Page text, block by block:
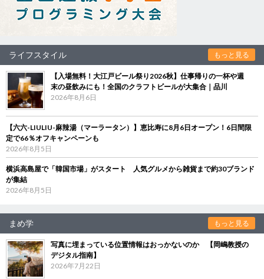
ライフスタイル もっと見る
【入場無料！大江戸ビール祭り2026秋】仕事帰りの一杯や週
末の昼飲みにも！全国のクラフトビールが大集合｜品川
2026年8月6日
【六六-LIULIU-麻辣湯（マーラータン）】恵比寿に8月6日オープン！6日間限
定で66％オフキャンペーンも
2026年8月5日
横浜高島屋で「韓国市場」がスタート 人気グルメから雑貨まで約30ブランド
が集結
2026年8月5日
まめ学 もっと見る
写真に埋まっている位置情報はおっかないのか 【岡嶋教授の
デジタル指南】
2026年7月22日